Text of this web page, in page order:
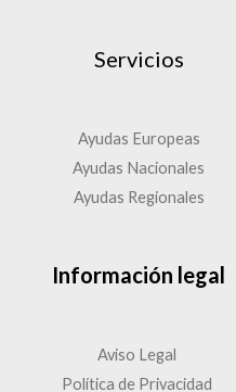
Servicios
Ayudas Europeas
Ayudas Nacionales
Ayudas Regionales
Información legal
Aviso Legal
Política de Privacidad